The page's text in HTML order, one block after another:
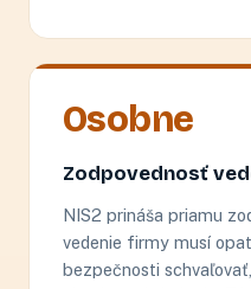
Osobne
Zodpovednosť
NIS2 prináša priamu
vedenie firmy musí
bezpečnosti